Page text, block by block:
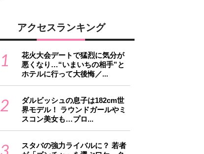
アクセスランキング
1
花火大会デートで猛烈に気分が
悪くなり…“いまいちの相手”と
ホテルに行って大後悔／...
2
ダルビッシュの息子は182cm世
界モデル！ ラウンドガールやミ
スコン美女も…プロ...
3
スタバの強力ライバルに？ 若者